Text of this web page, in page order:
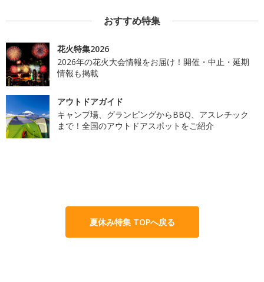
おすすめ特集
花火特集2026
2026年の花火大会情報をお届け！開催・中止・延期
情報も掲載
アウトドアガイド
キャンプ場、グランピングからBBQ、アスレチック
まで！全国のアウトドアスポットをご紹介
夏休み特集 TOPへ戻る